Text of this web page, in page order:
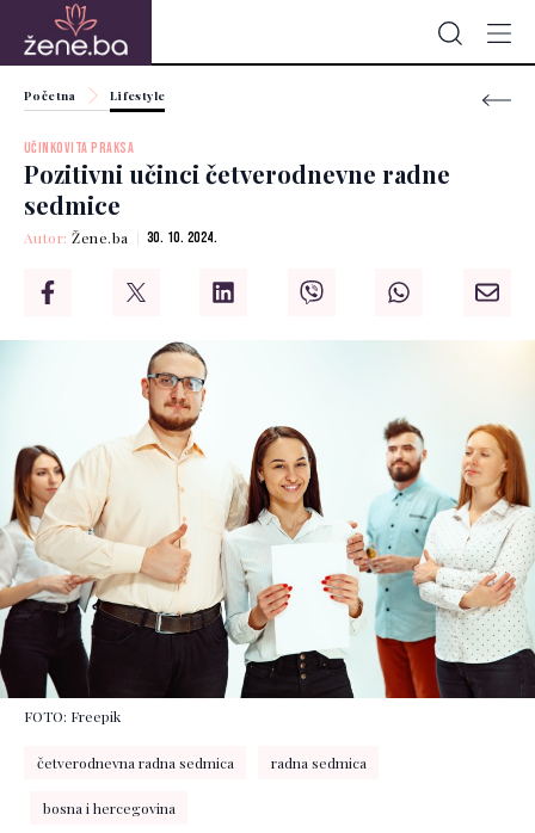
Početna Lifestyle
UČINKOVITA PRAKSA
Pozitivni učinci četverodnevne radne
sedmice
Autor:Žene.ba 30. 10. 2024.
FOTO: Freepik
četverodnevna radna sedmica radna sedmica
bosna i hercegovina